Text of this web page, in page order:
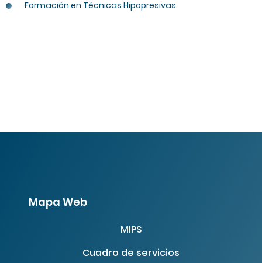
Formación en Técnicas Hipopresivas.
Mapa Web
MIPS
Cuadro de servicios